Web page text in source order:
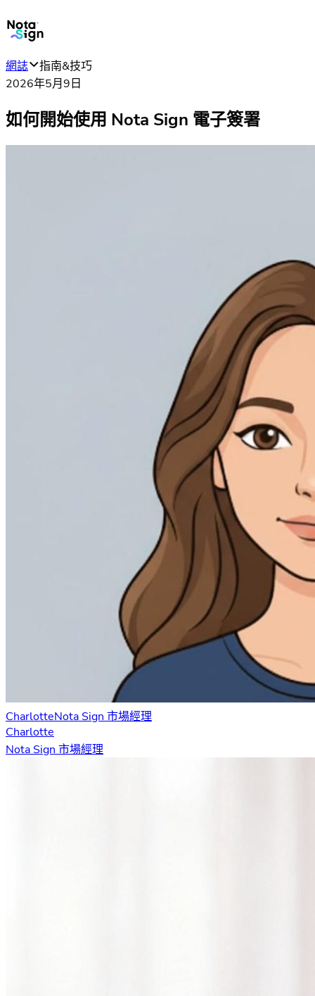
網誌
指南&技巧
2026年5月9日
如何開始使用 Nota Sign 電子簽署
CharlotteNota Sign 市場經理
Charlotte
Nota Sign 市場經理